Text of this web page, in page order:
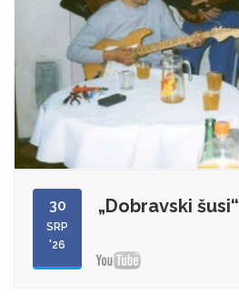
30
SRP
'26
„Dobravski šusi“